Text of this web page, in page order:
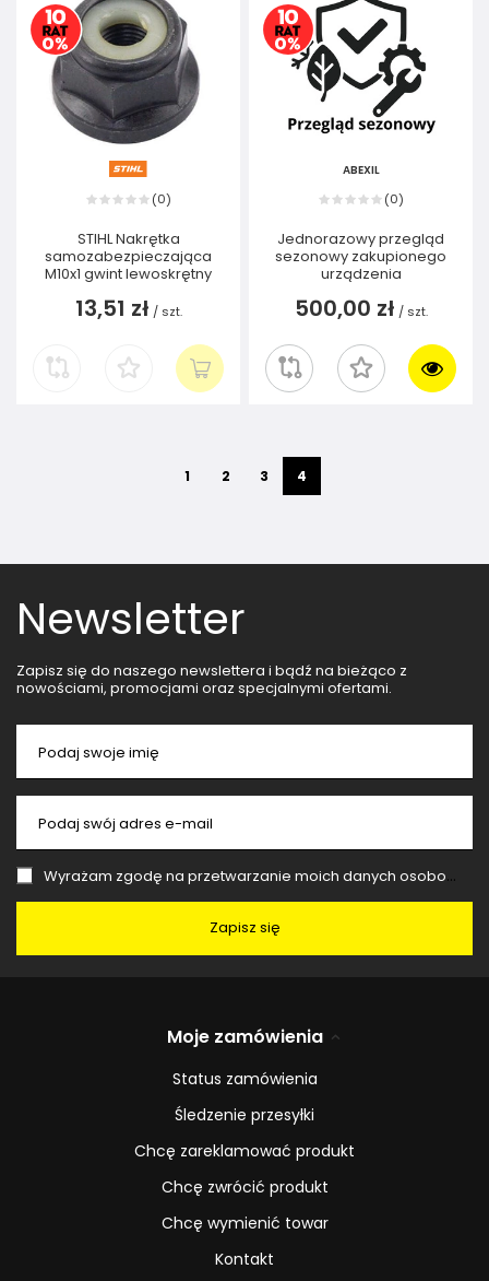
(0)
STIHL Nakrętka
samozabezpieczająca
M10x1 gwint lewoskrętny
13,51 zł / szt.
ABEXIL
(0)
Jednorazowy przegląd
sezonowy zakupionego
urządzenia
500,00 zł / szt.
1 2 3 4
Newsletter
Zapisz się do naszego newslettera i bądź na bieżąco z
nowościami, promocjami oraz specjalnymi ofertami.
Podaj swoje imię
Podaj swój adres e-mail
Wyrażam zgodę na przetwarzanie moich danych osobowych (adres e-mail) na potrzeby wysyłki newslettera z informacją handlową (marketing). Więcej w
Zapisz się
Moje zamówienia
Status zamówienia
Śledzenie przesyłki
Chcę zareklamować produkt
Chcę zwrócić produkt
Chcę wymienić towar
Kontakt